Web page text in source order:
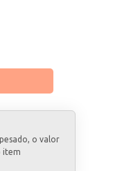
o valor
item